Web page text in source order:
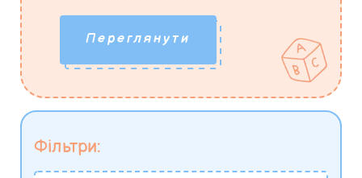
Фільтри:
Переглянути